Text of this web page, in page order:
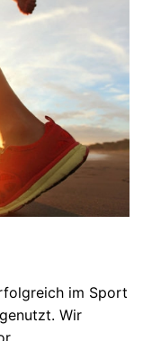
im Sport
Wir